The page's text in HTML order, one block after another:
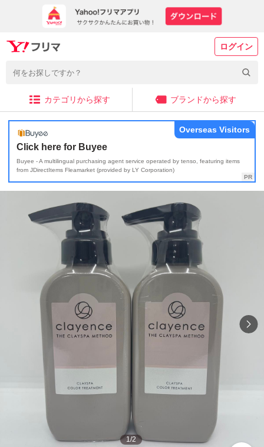
ログイン
カテゴリから探す ブランドから探す
Click here for Buyee
Buyee - A multilingual purchasing agent service operated by tenso, featuring items
from JDirectItems Fleamarket (provided by LY Corporation)
Overseas Visitors
1/2